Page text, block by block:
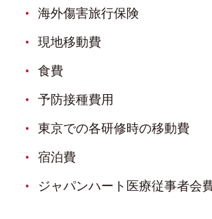
海外傷害旅行保険
現地移動費
食費
予防接種費用
東京での各研修時の移動費
宿泊費
ジャパンハート医療従事者会